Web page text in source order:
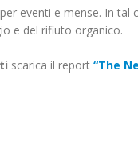
eventi e mense. In
e del rifiuto organico.
scarica il report “The